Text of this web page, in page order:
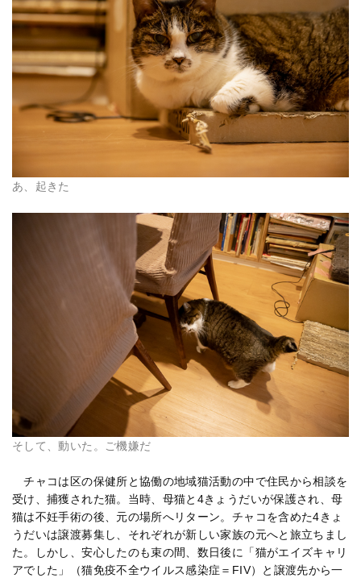
あ、起きた
そして、動いた。ご機嫌だ
チャコは区の保健所と協働の地域猫活動の中で住民から相談を
受け、捕獲された猫。当時、母猫と4きょうだいが保護され、母
猫は不妊手術の後、元の場所へリターン。チャコを含めた4きょ
うだいは譲渡募集し、それぞれが新しい家族の元へと旅立ちまし
た。しかし、安心したのも束の間、数日後に「猫がエイズキャリ
アでした」（猫免疫不全ウイルス感染症＝FIV）と譲渡先から一